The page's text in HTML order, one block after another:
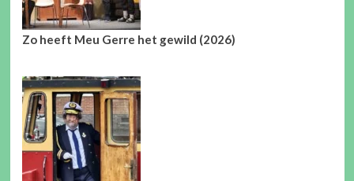
Zo heeft Meu Gerre het gewild (2026)